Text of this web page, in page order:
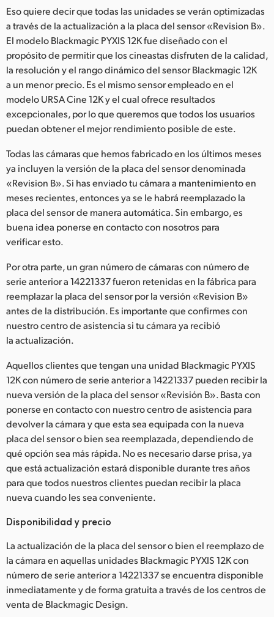
Sweden
Chinese Taipei
Turkey
UAE
Ukraine
United Kingdom
United States
Eso quiere decir que todas las unidades se verán optimizadas
a través de la actualización a la placa del sensor «Revision B».
El modelo Blackmagic PYXIS 12K fue diseñado con el
propósito de permitir que los cineastas disfruten de la calidad,
la resolución y el rango dinámico del sensor Blackmagic 12K
a un menor precio. Es el mismo sensor empleado en el
modelo URSA Cine 12K y el cual ofrece resultados
excepcionales, por lo que queremos que todos los usuarios
puedan obtener el mejor rendimiento posible de este.
Todas las cámaras que hemos fabricado en los últimos meses
ya incluyen la versión de la placa del sensor denominada
«Revision B». Si has enviado tu cámara a mantenimiento en
meses recientes, entonces ya se le habrá reemplazado la
placa del sensor de manera automática. Sin embargo, es
buena idea ponerse en contacto con nosotros para
verificar esto.
Por otra parte, un gran número de cámaras con número de
serie anterior a 14221337 fueron retenidas en la fábrica para
reemplazar la placa del sensor por la versión «Revision B»
antes de la distribución. Es importante que confirmes con
nuestro centro de asistencia si tu cámara ya recibió
la actualización.
Aquellos clientes que tengan una unidad Blackmagic PYXIS
12K con número de serie anterior a 14221337 pueden recibir la
nueva versión de la placa del sensor «Revisión B». Basta con
ponerse en contacto con nuestro centro de asistencia para
devolver la cámara y que esta sea equipada con la nueva
placa del sensor o bien sea reemplazada, dependiendo de
qué opción sea más rápida. No es necesario darse prisa, ya
que está actualización estará disponible durante tres años
para que todos nuestros clientes puedan recibir la placa
nueva cuando les sea conveniente.
Disponibilidad y precio
La actualización de la placa del sensor o bien el reemplazo de
la cámara en aquellas unidades Blackmagic PYXIS 12K con
número de serie anterior a 14221337 se encuentra disponible
inmediatamente y de forma gratuita a través de los centros de
venta de Blackmagic Design.